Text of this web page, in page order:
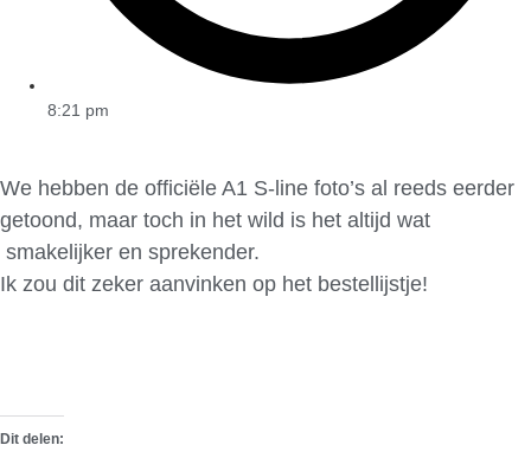
8:21 pm
We hebben de officiële A1 S-line foto’s al reeds eerder
getoond, maar toch in het wild is het altijd wat
smakelijker en sprekender.
Ik zou dit zeker aanvinken op het bestellijstje!
Dit delen: